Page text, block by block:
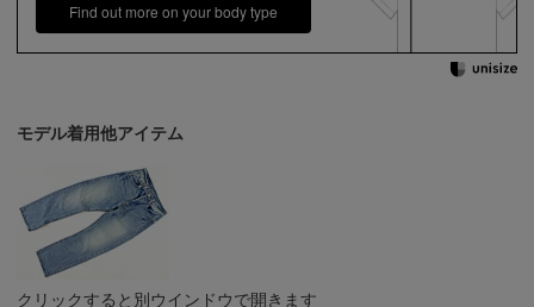
Find out more on your body type
モデル着用他アイテム
クリックすると別ウインドウで開きます